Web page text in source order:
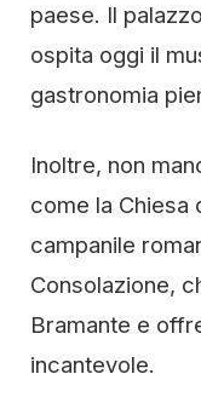
paese. Il
ospita oggi il
gastronomia
Inoltre, non
come la Chiesa
campanile
Consolazione,
Bramante e
incantevole.